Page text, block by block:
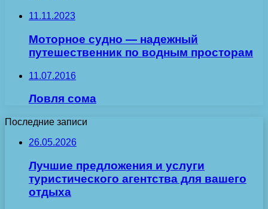
11.11.2023
Моторное судно — надежный
путешественник по водным просторам
11.07.2016
Ловля сома
Последние записи
26.05.2026
Лучшие предложения и услуги
туристического агентства для вашего
отдыха